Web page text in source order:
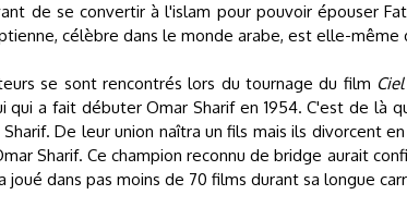
de se convertir à l'islam pour pouvoir épouser
célèbre dans le monde arabe, est elle-même
se sont rencontrés lors du tournage du film
qui a fait débuter Omar Sharif en 1954. C'est de là
Sharif. De leur union naîtra un fils mais ils divorcent
Sharif. Ce champion reconnu de bridge aurait
joué dans pas moins de 70 films durant sa longue